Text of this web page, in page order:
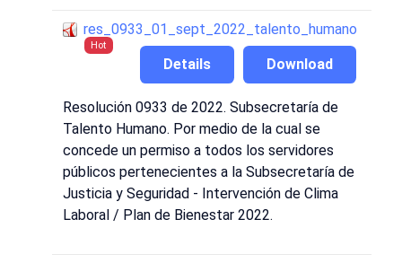
res_0933_01_sept_2022_talento_humano
Hot
Download
Details
Resolución 0933 de 2022. Subsecretaría de
Talento Humano. Por medio de la cual se
concede un permiso a todos los servidores
públicos pertenecientes a la Subsecretaría de
Justicia y Seguridad - Intervención de Clima
Laboral / Plan de Bienestar 2022.